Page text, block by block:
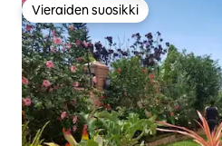
Vieraiden suosikki
Vieraiden suosikki